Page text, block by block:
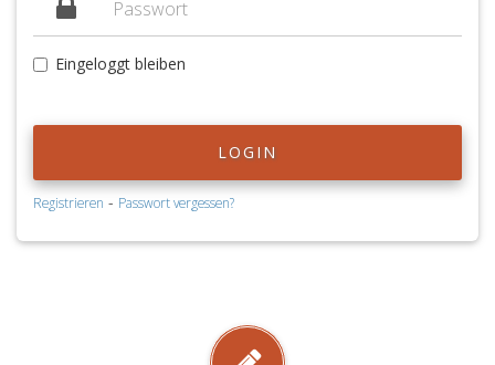
Eingeloggt bleiben
LOGIN
Registrieren - Passwort vergessen?